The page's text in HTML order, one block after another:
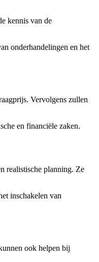
kennis van de
onderhandelingen en het
Vervolgens zullen
en financiële zaken.
realistische planning. Ze
inschakelen van
ook helpen bij